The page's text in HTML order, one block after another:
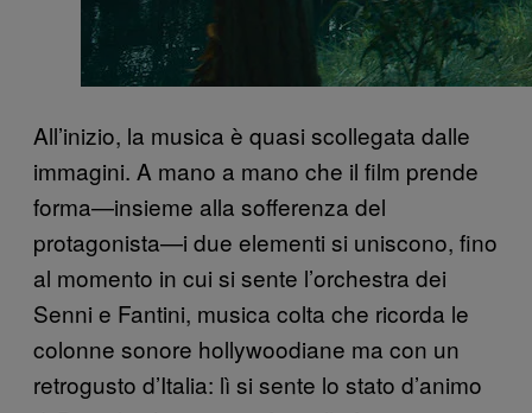
All’inizio, la musica è quasi scollegata dalle
immagini. A mano a mano che il film prende
forma—insieme alla sofferenza del
protagonista—i due elementi si uniscono, fino
al momento in cui si sente l’orchestra dei
Senni e Fantini, musica colta che ricorda le
colonne sonore hollywoodiane ma con un
retrogusto d’Italia: lì si sente lo stato d’animo